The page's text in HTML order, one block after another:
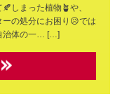
しまった植物🪴や、
の処分にお困り😥では
治体の一… […]